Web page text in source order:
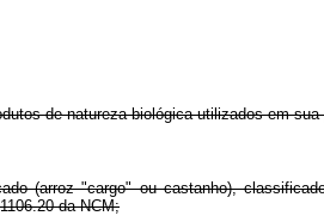
de natureza biológica utilizados em sua
(arroz "cargo" ou castanho),
da NCM;